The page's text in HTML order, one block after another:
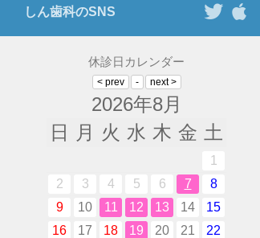
しん歯科のSNS
休診日カレンダー
2026年8月
日
月 火 水 木 金 土
1
2
3 4 5 6 7
8
9
10 11 12 13 14
15
16
17 18 19 20 21
22